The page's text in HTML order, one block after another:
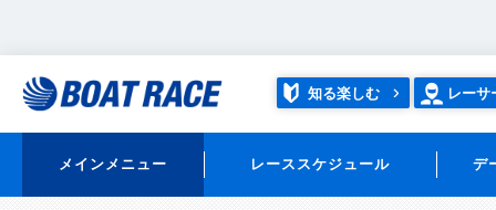
知る楽しむ レーサ
メインメニュー レーススケジュール デ